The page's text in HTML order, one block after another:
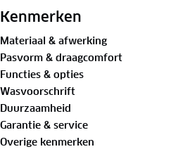
Buitenstof 1: 70%gerecycled
Buitenstof 2: 100% polyester
Is je kleding aan vervanging
bestemming aan.
Kenmerken
Materiaal & afwerking
Pasvorm & draagcomfort
Functies & opties
Wasvoorschrift
Duurzaamheid
Garantie & service
Overige kenmerken